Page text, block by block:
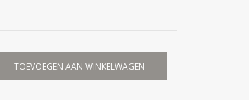
TOEVOEGEN AAN WINKELWAGEN